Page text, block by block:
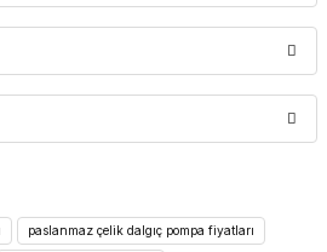
ilk yorumu siz yapın!
noktaları öneri formunu
paslanmaz çelik dalgıç pompa fiyatları